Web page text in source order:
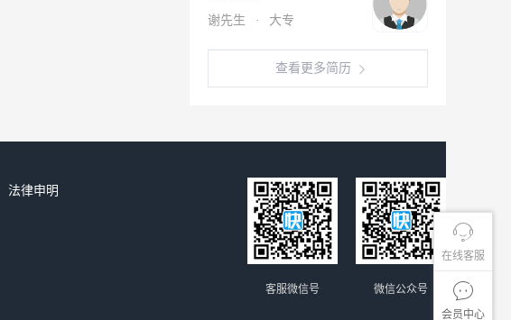
在线客服
会员中心
谢先生 · 大专
查看更多简历
法律申明
微信公众号
客服微信号